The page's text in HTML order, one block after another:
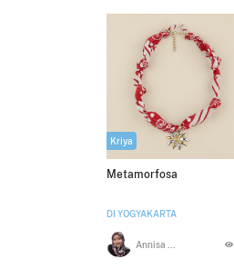
Kriya
Metamorfosa
DI YOGYAKARTA